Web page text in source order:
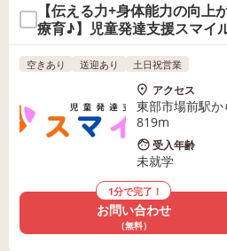
【伝える力+身体能力の向上
療育♪】児童発達支援スマイ
中♪】
空きあり 送迎あり 土日祝営業
アクセス
東部市場前駅
819m
受入年齢
未就学
1分で完了！
お問い合わせ
（無料）